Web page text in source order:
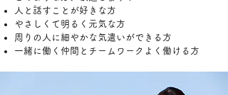
人と話すことが好きな方
やさしくて明るく元気な方
周りの人に細やかな気遣いができる方
​一緒に働く仲間とチームワークよく働ける方